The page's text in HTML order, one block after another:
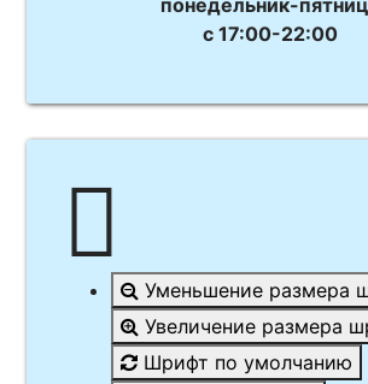
с 17:00-22:00
Уменьшение размера
Увеличение размера
Шрифт по умолчанию